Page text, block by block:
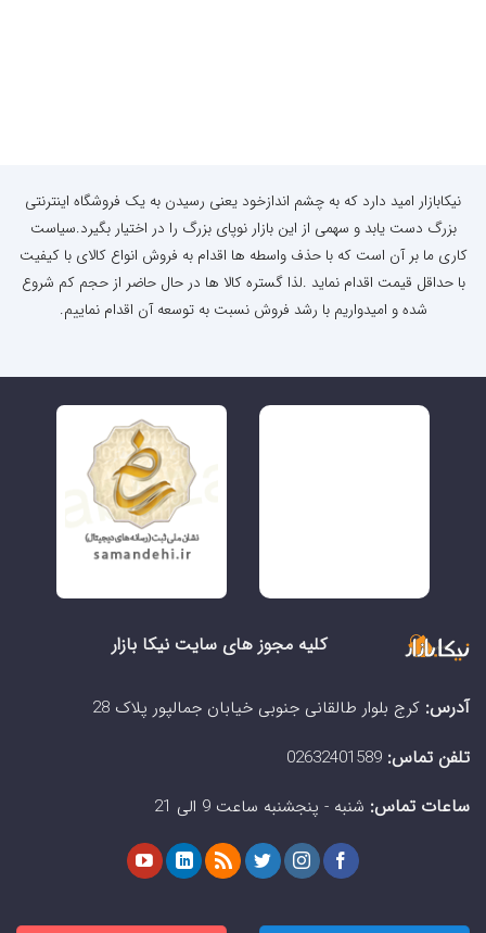
نیکابازار امید دارد که به چشم اندازخود یعنی رسیدن به یک فروشگاه اینترنتی
بزرگ دست یابد و سهمی از این بازار نوپای بزرگ را در اختیار بگیرد.سیاست
کاری ما بر آن است که با حذف واسطه ها اقدام به فروش انواع کالای با کیفیت
با حداقل قیمت اقدام نماید .لذا گستره کالا ها در حال حاضر از حجم کم شروع
شده و امیدواریم با رشد فروش نسبت به توسعه آن اقدام نماییم.
کلیه مجوز های سایت نیکا بازار
آدرس: کرج بلوار طالقانی جنوبی خیابان جمالپور پلاک 28
تلفن تماس: 02632401589
ساعات تماس: شنبه - پنجشنبه ساعت 9 الی 21